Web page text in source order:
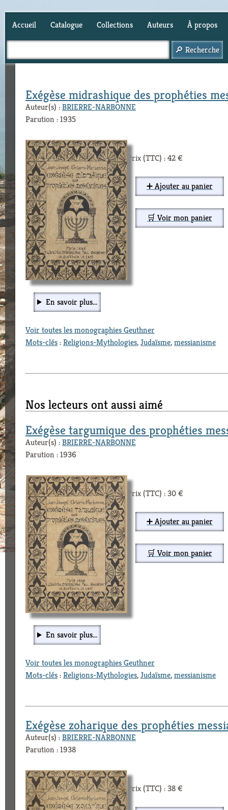
Accueil Catalogue Collections Auteurs À propos
Exégèse midrashique des prophéties
Auteur(s) :BRIERRE-NARBONNE
Parution : 1935
Prix (TTC) : 42 €
➕ Ajouter au panier
🛒 Voir mon panier
En savoir plus...
Voir toutes les monographies Geuthner
Mots-clés:Religions-Mythologies,Judaïsme,messianisme
Nos lecteurs ont aussi aimé
Exégèse targumique des prophéties
Auteur(s) :BRIERRE-NARBONNE
Parution : 1936
Prix (TTC) : 30 €
➕ Ajouter au panier
🛒 Voir mon panier
En savoir plus...
Voir toutes les monographies Geuthner
Mots-clés:Religions-Mythologies,Judaïsme,messianisme
Exégèse zoharique des prophéties
Auteur(s) :BRIERRE-NARBONNE
Parution : 1938
Prix (TTC) : 38 €